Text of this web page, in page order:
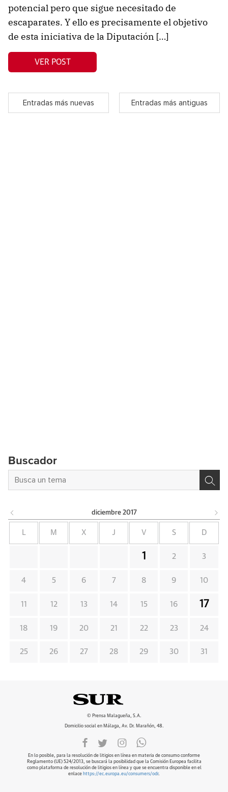
potencial pero que sigue necesitado de
escaparates. Y ello es precisamente el objetivo
de esta iniciativa de la Diputación […]
VER POST
Entradas más nuevas Entradas más antiguas
Buscador
diciembre 2017
L M X J V S D
1 2 3
4 5 6 7 8 9 10
11 12 13 14 15 16 17
18 19 20 21 22 23 24
25 26 27 28 29 30 31
© Prensa Malagueña, S.A.
Domicilio social en Málaga, Av. Dr. Marañón, 48.
En lo posible, para la resolución de litigios en línea en materia de consumo conforme
Reglamento (UE) 524/2013, se buscará la posibilidad que la Comisión Europea facilita
como plataforma de resolución de litigios en línea y que se encuentra disponible en el
enlace https://ec.europa.eu/consumers/odr.